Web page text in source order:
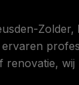
Zolder,